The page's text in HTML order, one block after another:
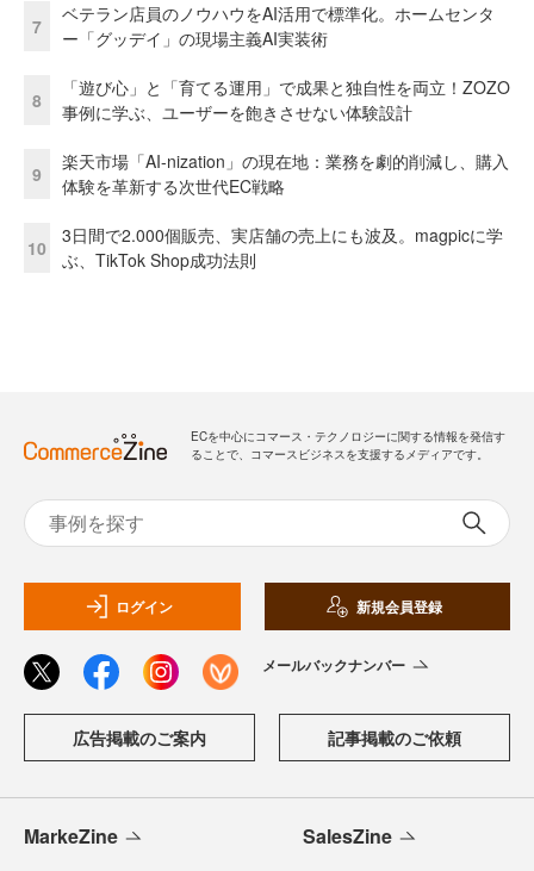
7
ベテラン店員のノウハウをAI活用で標準化。ホームセンタ
ー「グッデイ」の現場主義AI実装術
8
「遊び心」と「育てる運用」で成果と独自性を両立！ZOZO
事例に学ぶ、ユーザーを飽きさせない体験設計
9
楽天市場「AI-nization」の現在地：業務を劇的削減し、購入
体験を革新する次世代EC戦略
10
3日間で2.000個販売、実店舗の売上にも波及。magpicに学
ぶ、TikTok Shop成功法則
ECを中心にコマース・テクノロジーに関する情報を発信す
ることで、コマースビジネスを支援するメディアです。
ログイン 新規会員登録
メールバックナンバー
広告掲載のご案内 記事掲載のご依頼
MarkeZine SalesZine